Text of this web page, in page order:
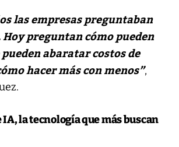
las empresas preguntaban
Hoy preguntan cómo pueden
abaratar costos de
hacer más con menos”,
IA, la tecnología que más buscan